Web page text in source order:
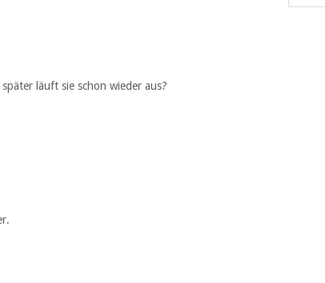
läuft sie schon wieder aus?